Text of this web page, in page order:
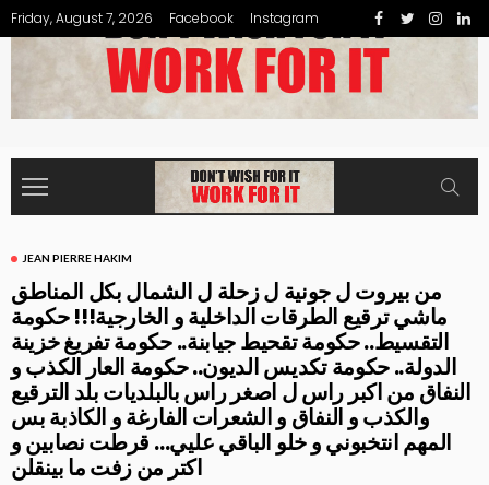
Friday, August 7, 2026 Facebook Instagram
JEAN PIERRE HAKIM
من بيروت ل جونية ل زحلة ل الشمال بكل المناطق
ماشي ترقيع الطرقات الداخلية و الخارجية!!! حكومة
التقسيط.. حكومة تقحيط جيابنة.. حكومة تفريغ خزينة
الدولة.. حكومة تكديس الديون.. حكومة العار الكذب و
النفاق من اكبر راس ل اصغر راس بالبلديات بلد الترقيع
والكذب و النفاق و الشعرات الفارغة و الكاذبة بس
المهم انتخبوني و خلو الباقي عليي… قرطت نصابين و
اكتر من زفت ما بينقلن